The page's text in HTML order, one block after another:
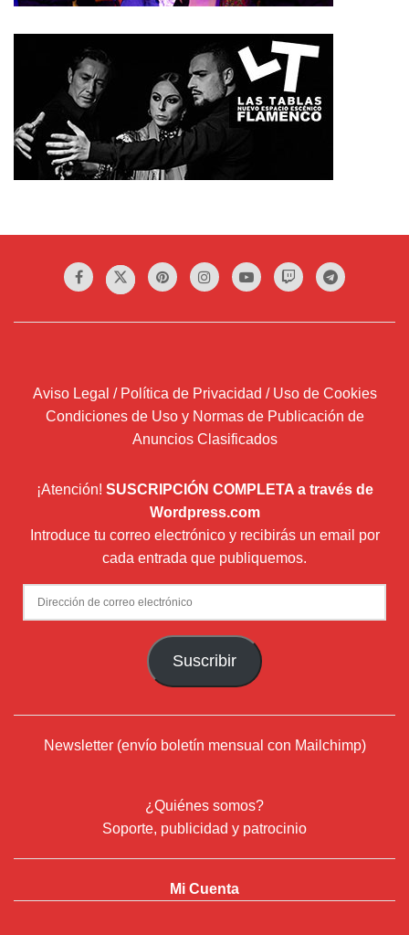
Aviso Legal / Política de Privacidad / Uso de Cookies
Condiciones de Uso y Normas de Publicación de
Anuncios Clasificados
¡Atención! SUSCRIPCIÓN COMPLETA a través de
Wordpress.com
Introduce tu correo electrónico y recibirás un email por
cada entrada que publiquemos.
Dirección
de
Suscribir
Newsletter (envío boletín mensual con Mailchimp)
¿Quiénes somos?
Soporte, publicidad y patrocinio
Mi Cuenta